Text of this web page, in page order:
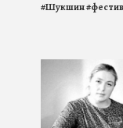
#Шукшин#